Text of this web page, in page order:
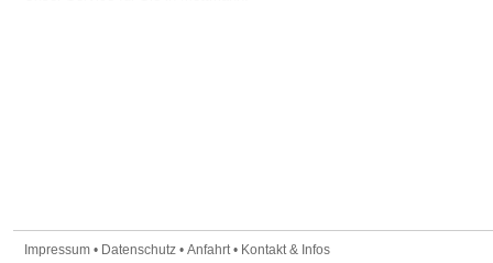
Impressum • Datenschutz • Anfahrt• Kontakt & Infos